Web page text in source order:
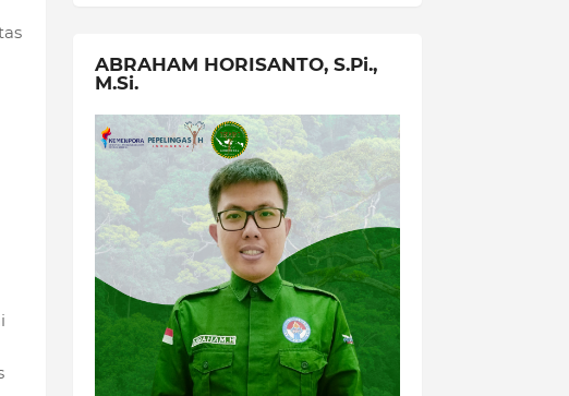
ABRAHAM HORISANTO, S.Pi.,
M.Si.